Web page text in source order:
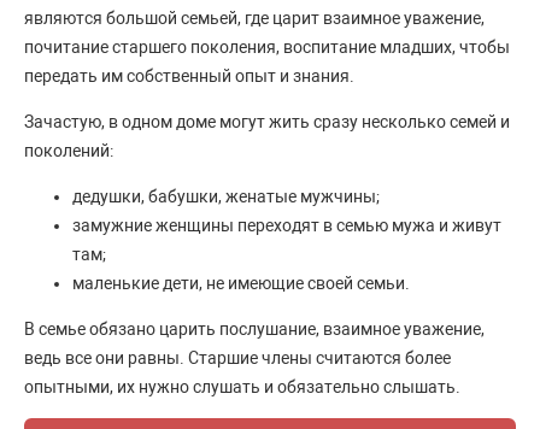
являются большой семьей, где царит взаимное уважение,
почитание старшего поколения, воспитание младших, чтобы
передать им собственный опыт и знания.
Зачастую, в одном доме могут жить сразу несколько семей и
поколений:
дедушки, бабушки, женатые мужчины;
замужние женщины переходят в семью мужа и живут
там;
маленькие дети, не имеющие своей семьи.
В семье обязано царить послушание, взаимное уважение,
ведь все они равны. Старшие члены считаются более
опытными, их нужно слушать и обязательно слышать.